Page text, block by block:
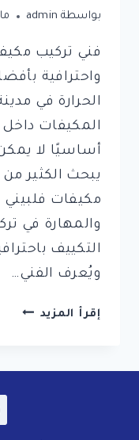
بواسطة admin مايو
فني تركيب
واحترافية
الحرارة في
المكيفات داخل
أساسيًا لا
يبحث الكثير
مكيفات فلبيني
والمهارة في
التكييف
ويُعرف الفني…
إقرأ المزيد فني
فلبيني